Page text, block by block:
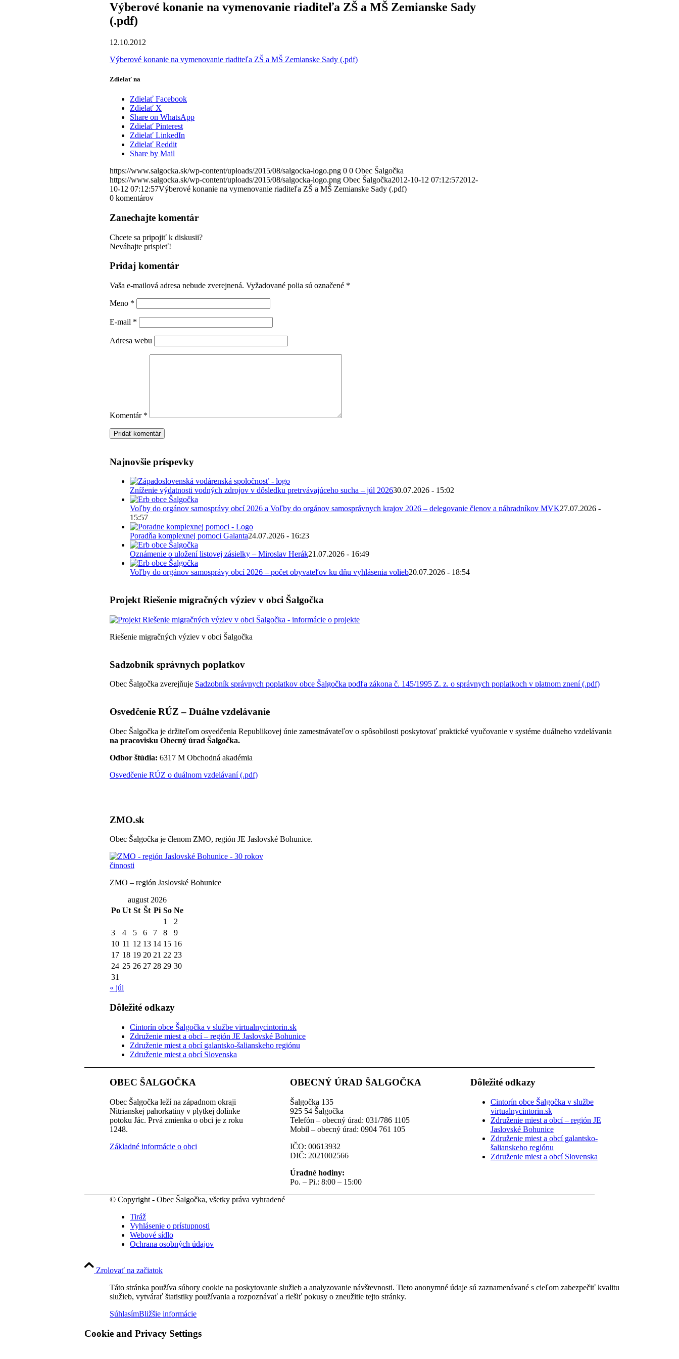
Výberové konanie na vymenovanie riaditeľa ZŠ a MŠ Zemianske Sady
(.pdf)
12.10.2012
Výberové konanie na vymenovanie riaditeľa ZŠ a MŠ Zemianske Sady (.pdf)
Zdielať na
Zdielať Facebook
Zdielať X
Share on WhatsApp
Zdielať Pinterest
Zdielať LinkedIn
Zdielať Reddit
Share by Mail
https://www.salgocka.sk/wp-content/uploads/2015/08/salgocka-logo.png 0 0 Obec Šalgočka
https://www.salgocka.sk/wp-content/uploads/2015/08/salgocka-logo.png Obec Šalgočka2012-10-12 07:12:572012-
10-12 07:12:57Výberové konanie na vymenovanie riaditeľa ZŠ a MŠ Zemianske Sady (.pdf)
0 komentárov
Zanechajte komentár
Chcete sa pripojiť k diskusii?
Neváhajte prispieť!
Pridaj komentár
Vaša e-mailová adresa nebude zverejnená. Vyžadované polia sú označené *
Meno *
E-mail *
Adresa webu
Komentár *
Najnovšie príspevky
Zníženie výdatnosti vodných zdrojov v dôsledku pretrvávajúceho sucha – júl 202630.07.2026 - 15:02
Voľby do orgánov samosprávy obcí 2026 a Voľby do orgánov samosprávnych krajov 2026 – delegovanie členov a náhradníkov MVK27.07.2026 -
15:57
Poradňa komplexnej pomoci Galanta24.07.2026 - 16:23
Oznámenie o uložení listovej zásielky – Miroslav Herák21.07.2026 - 16:49
Voľby do orgánov samosprávy obcí 2026 – počet obyvateľov ku dňu vyhlásenia volieb20.07.2026 - 18:54
Projekt Riešenie migračných výziev v obci Šalgočka
Riešenie migračných výziev v obci Šalgočka
Sadzobník správnych poplatkov
Obec Šalgočka zverejňuje Sadzobník správnych poplatkov obce Šalgočka podľa zákona č. 145/1995 Z. z. o správnych poplatkoch v platnom znení (.pdf)
Osvedčenie RÚZ – Duálne vzdelávanie
Obec Šalgočka je držiteľom osvedčenia Republikovej únie zamestnávateľov o spôsobilosti poskytovať praktické vyučovanie v systéme duálneho vzdelávania
na pracovisku Obecný úrad Šalgočka.
Odbor štúdia: 6317 M Obchodná akadémia
Osvedčenie RÚZ o duálnom vzdelávaní (.pdf)
ZMO.sk
Obec Šalgočka je členom ZMO, región JE Jaslovské Bohunice.
ZMO – región Jaslovské Bohunice
august 2026
Po Ut St Št Pi So Ne
1
2
3
4 5 6 7 8
9
10 11 12 13 14 15 16
17 18 19 20 21 22 23
24 25 26 27 28 29 30
31
« júl
Dôležité odkazy
Cintorín obce Šalgočka v službe virtualnycintorin.sk
Združenie miest a obcí – región JE Jaslovské Bohunice
Združenie miest a obcí galantsko-šalianskeho regiónu
Združenie miest a obcí Slovenska
OBEC ŠALGOČKA
Obec Šalgočka leží na západnom okraji
Nitrianskej pahorkatiny v plytkej dolinke
potoku Jác. Prvá zmienka o obci je z roku
1248.
Základné informácie o obci
OBECNÝ ÚRAD ŠALGOČKA
Šalgočka 135
925 54 Šalgočka
Telefón – obecný úrad: 031/786 1105
Mobil – obecný úrad: 0904 761 105
IČO: 00613932
DIČ: 2021002566
Úradné hodiny:
Po. – Pi.: 8:00 – 15:00
Dôležité odkazy
Cintorín obce Šalgočka v službe
virtualnycintorin.sk
Združenie miest a obcí – región JE
Jaslovské Bohunice
Združenie miest a obcí galantsko-
šalianskeho regiónu
Združenie miest a obcí Slovenska
© Copyright - Obec Šalgočka, všetky práva vyhradené
Tiráž
Vyhlásenie o prístupnosti
Webové sídlo
Ochrana osobných údajov
Zrolovať na začiatok
Táto stránka používa súbory cookie na poskytovanie služieb a analyzovanie návštevnosti. Tieto anonymné údaje sú zaznamenávané s cieľom zabezpečiť kvalitu
služieb, vytvárať štatistiky používania a rozpoznávať a riešiť pokusy o zneužitie tejto stránky.
SúhlasímBližšie informácie
Cookie and Privacy Settings